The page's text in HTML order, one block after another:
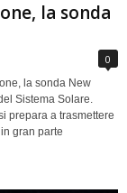
la sonda
0
la sonda New
Sistema Solare.
prepara a trasmettere
gran parte